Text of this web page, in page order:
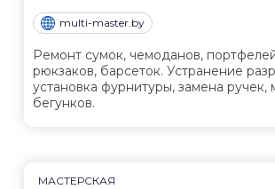
multi-master.by
Ремонт сумок, чемоданов,
рюкзаков, барсеток. Устранение
установка фурнитуры, замена ручек,
бегунков.
МАСТЕРСКАЯ